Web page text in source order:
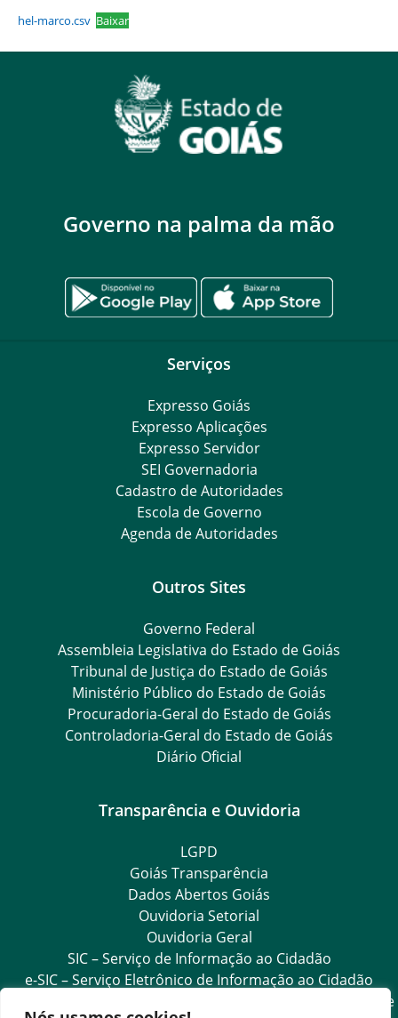
hel-marco.csv Baixar
Governo na palma da mão
Serviços
Expresso Goiás
Expresso Aplicações
Expresso Servidor
SEI Governadoria
Cadastro de Autoridades
Escola de Governo
Agenda de Autoridades
Outros Sites
Governo Federal
Assembleia Legislativa do Estado de Goiás
Tribunal de Justiça do Estado de Goiás
Ministério Público do Estado de Goiás
Procuradoria-Geral do Estado de Goiás
Controladoria-Geral do Estado de Goiás
Diário Oficial
Transparência e Ouvidoria
LGPD
Goiás Transparência
Dados Abertos Goiás
Ouvidoria Setorial
Ouvidoria Geral
SIC – Serviço de Informação ao Cidadão
e-SIC – Serviço Eletrônico de Informação ao Cidadão
Acesso às Informações das Organizações Sociais de Saúde